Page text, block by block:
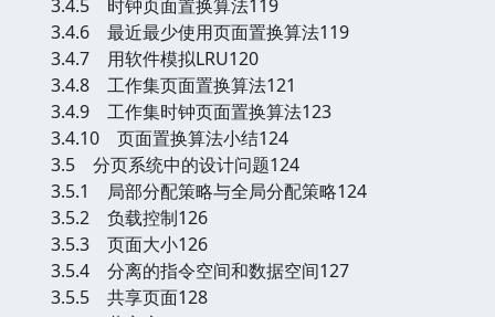
3.4.5 时钟页面置换算法119
3.4.6 最近最少使用页面置换算法119
3.4.7 用软件模拟LRU120
3.4.8 工作集页面置换算法121
3.4.9 工作集时钟页面置换算法123
3.4.10 页面置换算法小结124
3.5 分页系统中的设计问题124
3.5.1 局部分配策略与全局分配策略124
3.5.2 负载控制126
3.5.3 页面大小126
3.5.4 分离的指令空间和数据空间127
3.5.5 共享页面128